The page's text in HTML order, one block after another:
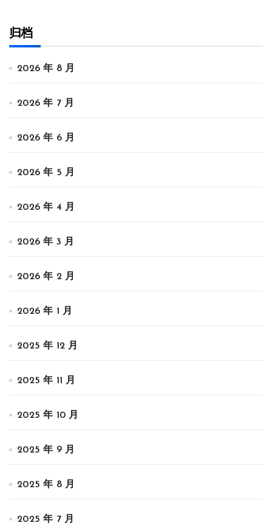
归档
2026 年 8 月
2026 年 7 月
2026 年 6 月
2026 年 5 月
2026 年 4 月
2026 年 3 月
2026 年 2 月
2026 年 1 月
2025 年 12 月
2025 年 11 月
2025 年 10 月
2025 年 9 月
2025 年 8 月
2025 年 7 月